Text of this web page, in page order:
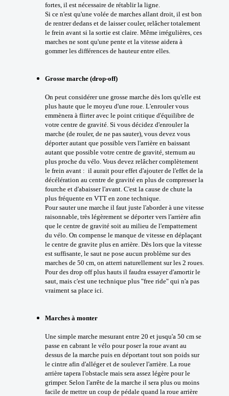
fortes, il est nécessaire de rétablir la ligne.
Si ce n'est qu'une volée de marches allant droit, il est bon
de rentrer dedans et de laisser couler, relâcher totalement
le frein avant si la sortie est claire. Même irrégulières, ces
marches ne sont qu'une pente et la vitesse aidera à
gommer les différences de hauteur entre elles.
Grosse marche (drop-off)
On peut considérer une grosse marche dès lors qu'elle est
plus haute que le moyeu d'une roue. L'enrouler vous
emmènera à flirter avec le point critique d'équilibre de
votre centre de gravité. Si vous décidez d'enrouler la
marche (de rouler, de ne pas sauter), vous devez vous
déporter autant que possible vers l'arrière en baissant
autant que possible votre centre de gravité, sternum au
plus proche du vélo. Vous devez relâcher complètement
le frein avant : il aurait pour effet d'ajouter de l'effet de la
décélération au centre de gravité en plus de compresser la
fourche et d'abaisser l'avant. C'est la cause de chute la
plus fréquente en VTT en zone technique.
Pour sauter une marche il faut juste l'aborder à une vitesse
raisonnable, très légèrement se déporter vers l'arrière afin
que le centre de gravité soit au milieu de l'empattement
du vélo. On compense le manque de vitesse en déplaçant
le centre de gravite plus en arrière. Dès lors que la vitesse
est suffisante, le saut ne pose aucun problème sur des
marches de 50 cm, on atterri naturellement sur les 2 roues.
Pour des drop off plus hauts il faudra essayer d'amortir le
saut, mais c'est une technique plus "free ride" qui n'a pas
vraiment sa place ici.
Marches à monter
Une simple marche mesurant entre 20 et jusqu'a 50 cm se
passe en cabrant le vélo pour poser la roue avant au
dessus de la marche puis en déportant tout son poids sur
le cintre afin d'alléger et de soulever l'arrière. La roue
arrière tapera l'obstacle mais sera assez légère pour le
grimper. Selon l'arrête de la marche il sera plus ou moins
facile de mettre un coup de pédale quand la roue arrière